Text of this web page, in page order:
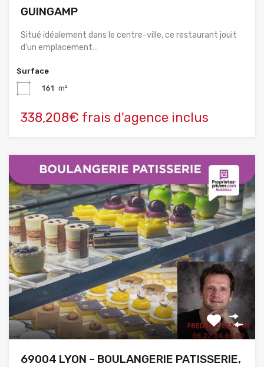
GUINGAMP
Situé idéalement dans le centre-ville, ce restaurant jouit
d’un emplacement…
Surface
161 m²
338,208€ frais d'agence inclus
69004 LYON – BOULANGERIE PATISSERIE,